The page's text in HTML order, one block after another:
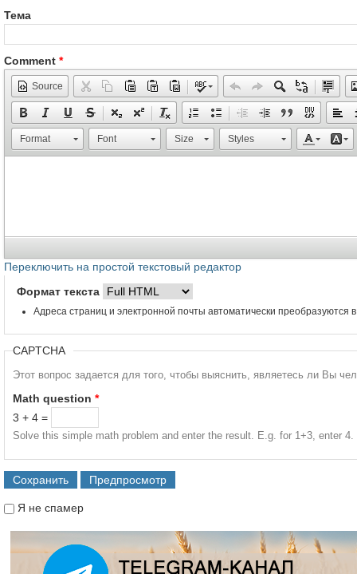
Тема
Comment *
Source
Format Font Size Styles
Переключить на простой текстовый редактор
Формат текста
Адреса страниц и электронной почты автоматически преобразуются
CAPTCHA
Этот вопрос задается для того, чтобы выяснить, являетесь ли Вы
Math question *
3 + 4 =
Solve this simple math problem and enter the result. E.g. for 1+3, enter 4.
Я не спамер